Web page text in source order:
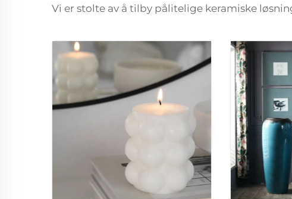
Vi er stolte av å tilby pålitelige keramiske